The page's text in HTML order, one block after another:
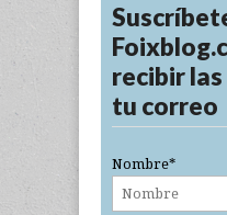
recibir
tu correo
Nombre*